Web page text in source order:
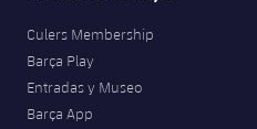
Culers Membership
Barça Play
Entradas y Museo
Barça App